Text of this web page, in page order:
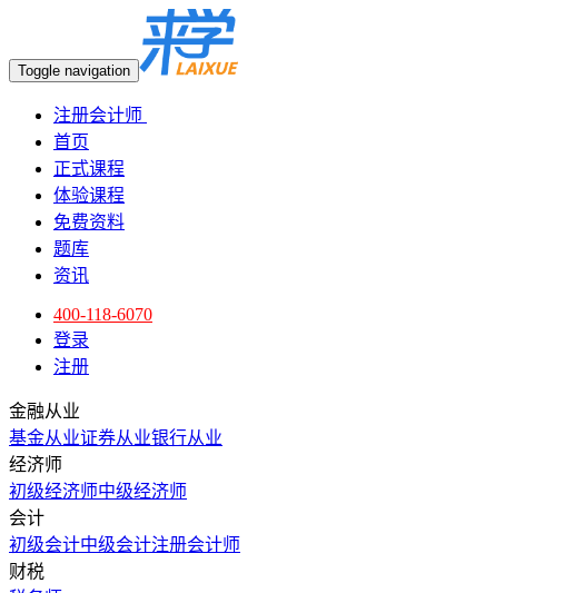
Toggle navigation
注册会计师
首页
正式课程
体验课程
免费资料
题库
资讯
400-118-6070
登录
注册
金融从业
基金从业证券从业银行从业
经济师
初级经济师中级经济师
会计
初级会计中级会计注册会计师
财税